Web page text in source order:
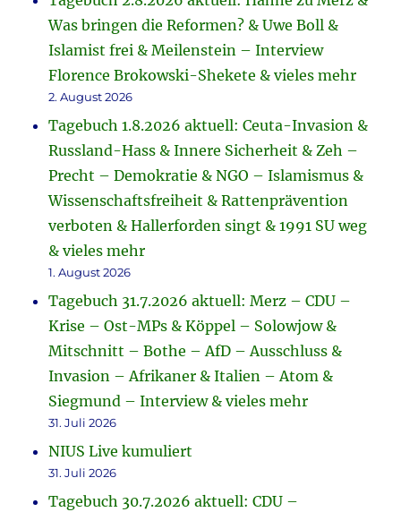
Was bringen die Reformen? & Uwe Boll &
Islamist frei & Meilenstein – Interview
Florence Brokowski-Shekete & vieles mehr
2. August 2026
Tagebuch 1.8.2026 aktuell: Ceuta-Invasion &
Russland-Hass & Innere Sicherheit & Zeh –
Precht – Demokratie & NGO – Islamismus &
Wissenschaftsfreiheit & Rattenprävention
verboten & Hallerforden singt & 1991 SU weg
& vieles mehr
1. August 2026
Tagebuch 31.7.2026 aktuell: Merz – CDU –
Krise – Ost-MPs & Köppel – Solowjow &
Mitschnitt – Bothe – AfD – Ausschluss &
Invasion – Afrikaner & Italien – Atom &
Siegmund – Interview & vieles mehr
31. Juli 2026
NIUS Live kumuliert
31. Juli 2026
Tagebuch 30.7.2026 aktuell: CDU –